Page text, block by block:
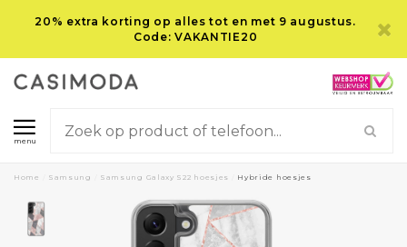
20% extra korting op alles tot en met 9 augustus.
Code: VAKANTIE20
menu
Home Samsung Samsung Galaxy S22 hoesjes Hybride hoesjes